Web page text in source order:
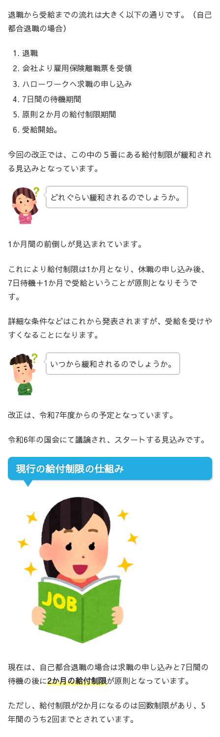
退職から受給までの流れは大きく以下の通りです。（自己
都合退職の場合）
退職
会社より雇用保険離職票を受領
ハローワークへ求職の申し込み
7日間の待機期間
原則２か月の給付制限期間
受給開始。
今回の改正では、この中の５番にある給付制限が緩和され
る見込みとなっています。
どれぐらい緩和されるのでしょうか。
1か月間の前倒しが見込まれています。
これにより給付制限は1か月となり、休職の申し込み後、
7日待機＋1か月で受給ということが原則となりそうで
す。
詳細な条件などはこれから発表されますが、受給を受けや
すくなることになります。
いつから緩和されるのでしょうか。
改正は、令和7年度からの予定となっています。
令和6年の国会にて議論され、スタートする見込みです。
現行の給付制限の仕組み
現在は、自己都合退職の場合は求職の申し込みと7日間の
待機の後に2か月の給付制限が原則となっています。
ただし、給付制限が2か月になるのは回数制限があり、5
年間のうち2回までとされています。